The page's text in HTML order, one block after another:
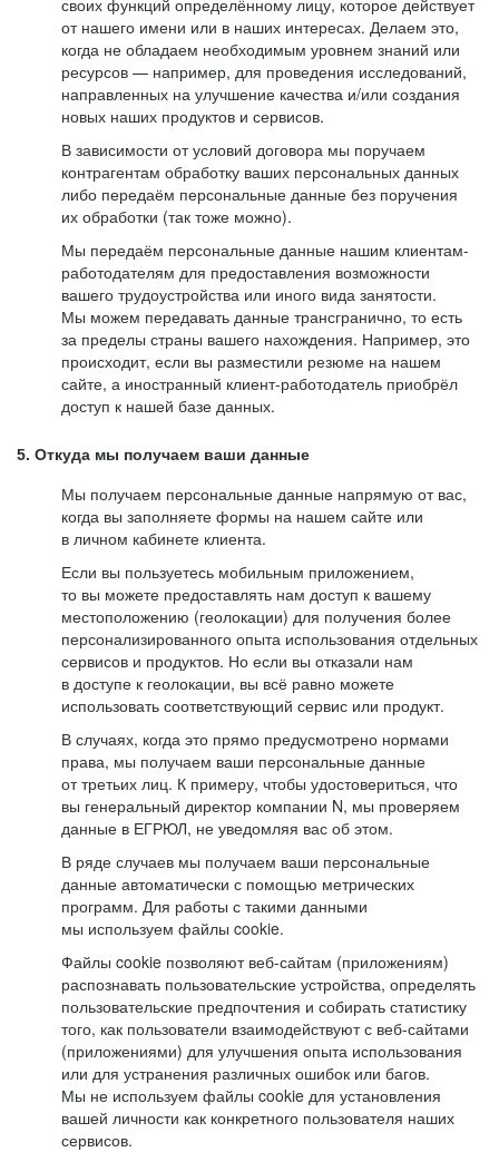
своих функций определённому лицу, которое действует
от нашего имени или в наших интересах. Делаем это,
когда не обладаем необходимым уровнем знаний или
ресурсов — например, для проведения исследований,
направленных на улучшение качества и/или создания
новых наших продуктов и сервисов.
В зависимости от условий договора мы поручаем
контрагентам обработку ваших персональных данных
либо передаём персональные данные без поручения
их обработки (так тоже можно).
Мы передаём персональные данные нашим клиентам-
работодателям для предоставления возможности
вашего трудоустройства или иного вида занятости.
Мы можем передавать данные трансгранично, то есть
за пределы страны вашего нахождения. Например, это
происходит, если вы разместили резюме на нашем
сайте, а иностранный клиент-работодатель приобрёл
доступ к нашей базе данных.
5. Откуда мы получаем ваши данные
Мы получаем персональные данные напрямую от вас,
когда вы заполняете формы на нашем сайте или
в личном кабинете клиента.
Если вы пользуетесь мобильным приложением,
то вы можете предоставлять нам доступ к вашему
местоположению (геолокации) для получения более
персонализированного опыта использования отдельных
сервисов и продуктов. Но если вы отказали нам
в доступе к геолокации, вы всё равно можете
использовать соответствующий сервис или продукт.
В случаях, когда это прямо предусмотрено нормами
права, мы получаем ваши персональные данные
от третьих лиц. К примеру, чтобы удостовериться, что
вы генеральный директор компании N, мы проверяем
данные в ЕГРЮЛ, не уведомляя вас об этом.
В ряде случаев мы получаем ваши персональные
данные автоматически с помощью метрических
программ. Для работы с такими данными
мы используем файлы cookie.
Файлы cookie позволяют веб-сайтам (приложениям)
распознавать пользовательские устройства, определять
пользовательские предпочтения и собирать статистику
того, как пользователи взаимодействуют с веб-сайтами
(приложениями) для улучшения опыта использования
или для устранения различных ошибок или багов.
Мы не используем файлы cookie для установления
вашей личности как конкретного пользователя наших
сервисов.